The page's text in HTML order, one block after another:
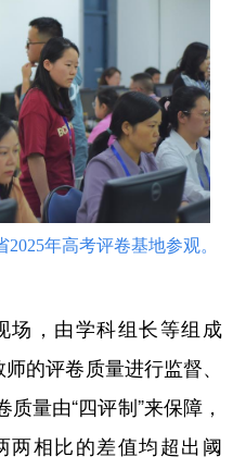
年高考评卷基地参观。
，由学科组长等组成
的评卷质量进行监督、
量由“四评制”来保障，
两相比的差值均超出阈